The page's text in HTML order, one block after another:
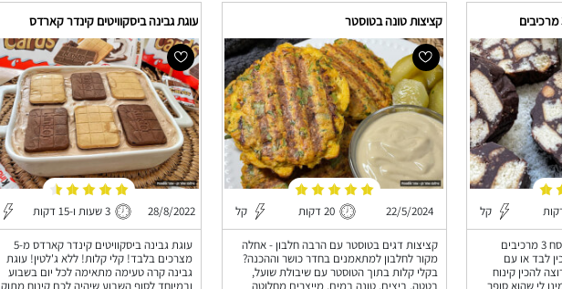
קל
נקניק שוקולד פרווה כשר לפסח 3 מרכיבים
לבד או עם
להכין קינוח
לי שהוא סופר
קציצות טונה בטוסטר
22/5/2024 20 דקות קל
קציצות דגים בטוסטר עם הרבה חלבון - אחלה
מקור לחלבון למתאמנים בחדר כושר וההכנה?
בקלי קלות בתוך הטוסטר עם שיבולת שועל,
בטטה, ביצים, טונה במים, מייצרים מחלוטה
עוגת גבינה ביסקוויטים קינדר קארדס
28/8/2022 3 שעות ו-15 דקות
עוגת גבינה ביסקוויטים קינדר קארדס מ-5
מצרכים בלבד! קלי קלות! ללא ג'לטין! עוגת
גבינה קרה טעימה מתאימה לכל יום בשבוע
ובמיוחד לסוף השבוע שיהיה לכם קינוח מתוק